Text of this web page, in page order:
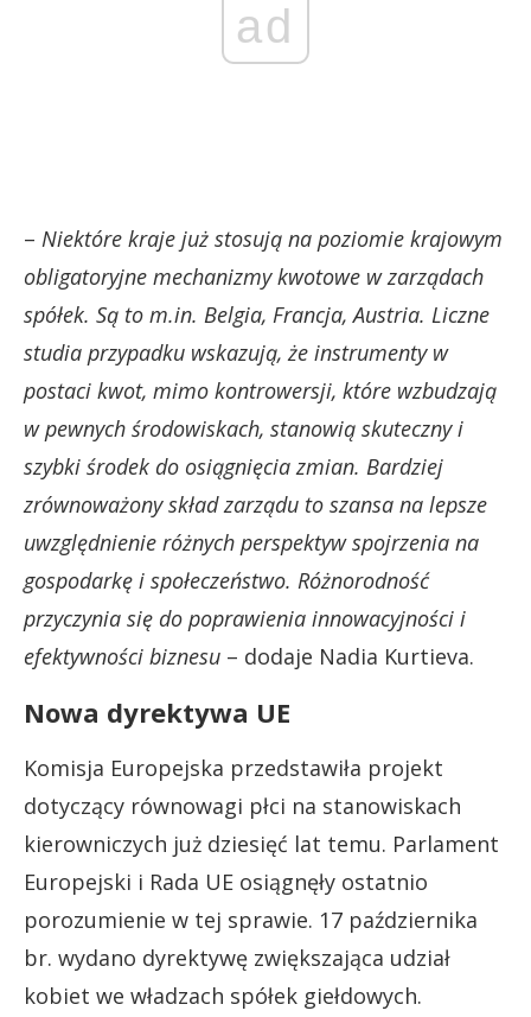
ad
– Niektóre kraje już stosują na poziomie krajowym
obligatoryjne mechanizmy kwotowe w zarządach
spółek. Są to m.in. Belgia, Francja, Austria. Liczne
studia przypadku wskazują, że instrumenty w
postaci kwot, mimo kontrowersji, które wzbudzają
w pewnych środowiskach, stanowią skuteczny i
szybki środek do osiągnięcia zmian. Bardziej
zrównoważony skład zarządu to szansa na lepsze
uwzględnienie różnych perspektyw spojrzenia na
gospodarkę i społeczeństwo. Różnorodność
przyczynia się do poprawienia innowacyjności i
efektywności biznesu – dodaje Nadia Kurtieva.
Nowa dyrektywa UE
Komisja Europejska przedstawiła projekt
dotyczący równowagi płci na stanowiskach
kierowniczych już dziesięć lat temu. Parlament
Europejski i Rada UE osiągnęły ostatnio
porozumienie w tej sprawie. 17 października
br. wydano dyrektywę zwiększająca udział
kobiet we władzach spółek giełdowych.